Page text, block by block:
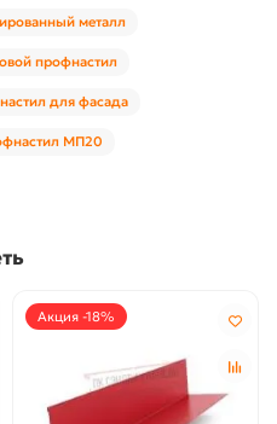
металл
профнастил
для фасада
МП20
Акция -18%